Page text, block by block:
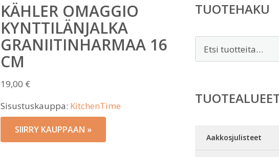
KÄHLER OMAGGIO
KYNTTILÄNJALKA
GRANIITINHARMAA 16
CM
19,00 €
Sisustuskauppa: KitchenTime
SIIRRY KAUPPAAN »
TUOTEHAKU
Aakkosjulisteet